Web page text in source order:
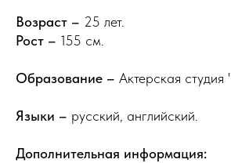
Возраст – 25 лет.
Рост – 155 см.
Образование – Актерская студия
Языки – русский, английский.
Дополнительная информация: